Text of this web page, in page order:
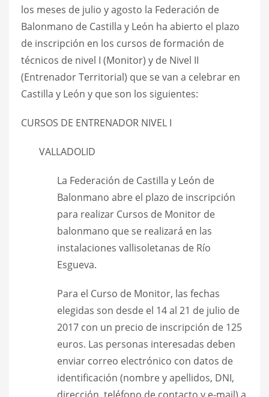
los meses de julio y agosto la Federación de
Balonmano de Castilla y León ha abierto el plazo
de inscripción en los cursos de formación de
técnicos de nivel I (Monitor) y de Nivel II
(Entrenador Territorial) que se van a celebrar en
Castilla y León y que son los siguientes:
CURSOS DE ENTRENADOR NIVEL I
VALLADOLID
La Federación de Castilla y León de
Balonmano abre el plazo de inscripción
para realizar Cursos de Monitor de
balonmano que se realizará en las
instalaciones vallisoletanas de Río
Esgueva.
Para el Curso de Monitor, las fechas
elegidas son desde el 14 al 21 de julio de
2017 con un precio de inscripción de 125
euros. Las personas interesadas deben
enviar correo electrónico con datos de
identificación (nombre y apellidos, DNI,
dirección, teléfono de contacto y e-mail) a